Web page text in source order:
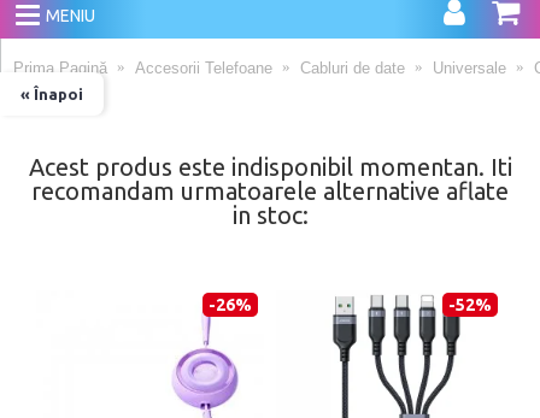
MENIU
« Înapoi
Prima Pagină Accesorii Telefoane Cabluri de date Universale
Acest produs este indisponibil momentan. Iti
recomandam urmatoarele alternative aflate
in stoc:
-26% -52%